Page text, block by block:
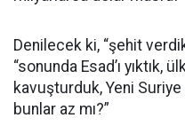
Denilecek ki, “şehit
“sonunda Esad’ı yıktık,
kavuşturduk, Yeni
bunlar az mı?”